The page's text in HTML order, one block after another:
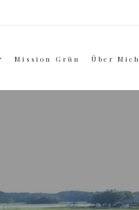
Mission Grün Über Mich